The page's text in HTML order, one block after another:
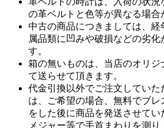
の革ベルトと色等が異なる場合
中古の商品につきましては、
属品類に凹みや破損などの劣化
す。
箱の無いものは、当店のオリジ
て送らせて頂きます。
代金引換以外でご注文していた
は、ご希望の場合、無料でブ
をした後に商品を発送させてい
メジャー等で手首まわりを測